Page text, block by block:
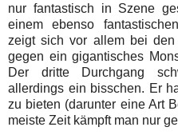
nur fantastisch in Szene
einem ebenso
zeigt sich vor allem bei
gegen ein gigantisches
Der dritte Durchgang
allerdings ein bisschen. Er
zu bieten (darunter eine Art
meiste Zeit kämpft man nur